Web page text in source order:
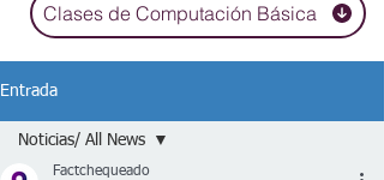
Clases de Computación Básica
Entrada
Noticias/ All News
Factchequeado